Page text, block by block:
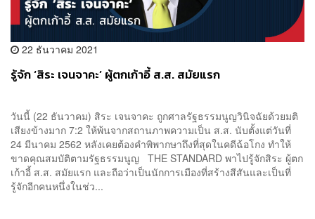
22 ธันวาคม 2021
รู้จัก ‘สิระ เจนจาคะ’ ผู้ตกเก้าอี้ ส.ส. สมัยแรก
วันนี้ (22 ธันวาคม) สิระ เจนจาคะ ถูกศาลรัฐธรรมนูญวินิจฉัยด้วยมติ
เสียงข้างมาก 7:2 ให้พ้นจากสถานภาพความเป็น ส.ส. นับตั้งแต่วันที่
24 มีนาคม 2562 หลังเคยต้องคำพิพากษาถึงที่สุดในคดีฉ้อโกง ทำให้
ขาดคุณสมบัติตามรัฐธรรมนูญ THE STANDARD พาไปรู้จักสิระ ผู้ตก
เก้าอี้ ส.ส. สมัยแรก และถือว่าเป็นนักการเมืองที่สร้างสีสันและเป็นที่
รู้จักอีกคนหนึ่งในช่ว...